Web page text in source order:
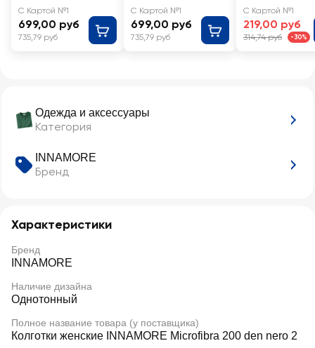
Одежда и аксессуары
Категория
INNAMORE
Бренд
Характеристики
Бренд
INNAMORE
Наличие дизайна
Однотонный
Полное название товара (у поставщика)
Колготки женские INNAMORE Microfibra 200 den nero 2
С Картой №1
699,00 руб
735,79 руб
С Картой №1
699,00 руб
735,79 руб
С Картой №1
219,00 руб
314,74 руб -30%